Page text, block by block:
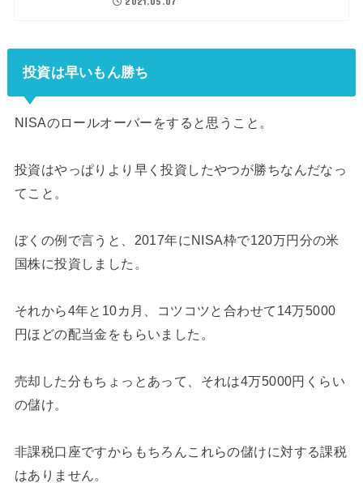
投資は早いもん勝ち
NISAのロールオーバーをすると思うこと。
投資はやっぱりより早く投資したやつが勝ちなんだなっ
てこと。
ぼくの例で言うと、2017年にNISA枠で120万円分の米
国株に投資しました。
それから4年と10カ月、コツコツと合わせて14万5000
円ほどの配当金をもらいました。
売却した分もちょっとあって、それは4万5000円くらい
の儲け。
非課税口座ですからもちろんこれらの儲けに対する課税
はありません。